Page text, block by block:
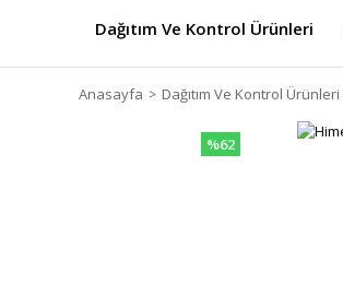
Dağıtım Ve Kontrol Ürünleri
Anasayfa Dağıtım Ve Kontrol Ürünleri
%62